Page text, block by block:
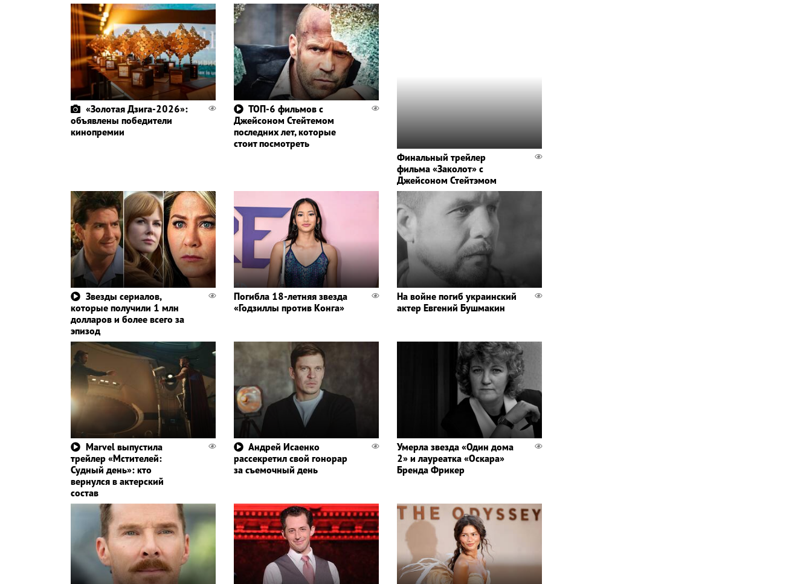
«Золотая Дзига-2026»:
объявлены победители
кинопремии
ТОП-6 фильмов с
Джейсоном Стейтемом
последних лет, которые
стоит посмотреть
Финальный трейлер
фильма «Заколот» с
Джейсоном Стейтэмом
Звезды сериалов,
которые получили 1 млн
долларов и более всего за
эпизод
Погибла 18-летняя звезда
«Годзиллы против Конга»
На войне погиб украинский
актер Евгений Бушмакин
Marvel выпустила
трейлер «Мстителей:
Судный день»: кто
вернулся в актерский
состав
Андрей Исаенко
рассекретил свой гонорар
за съемочный день
Умерла звезда «Один дома
2» и лауреатка «Оскара»
Бренда Фрикер